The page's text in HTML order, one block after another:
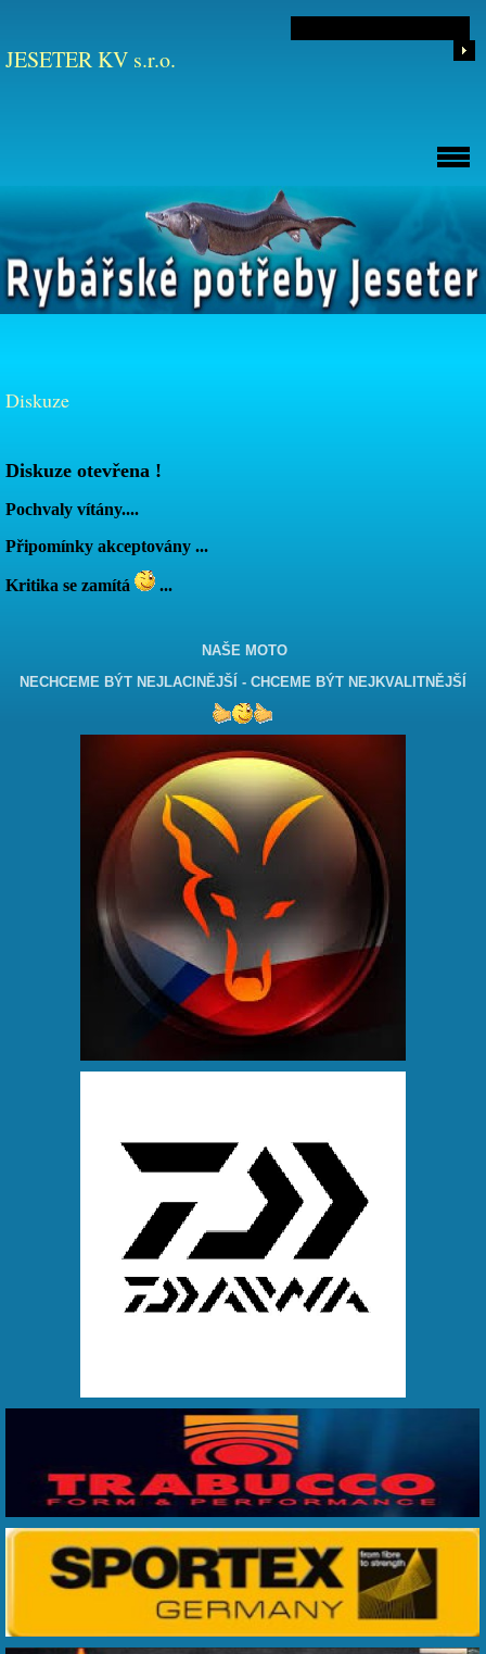
JESETER KV s.r.o.
Diskuze
Diskuze otevřena !
Pochvaly vítány....
Připomínky akceptovány ...
Kritika se zamítá ...
NAŠE MOTO
NECHCEME BÝT NEJLACINĚJŠÍ - CHCEME BÝT NEJKVALITNĚJŠÍ